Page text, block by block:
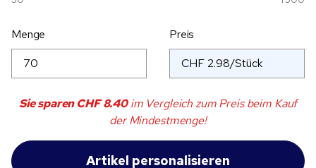
Menge Preis
Sie sparenCHF 8.40im Vergleich zum Preis beim Kauf
der Mindestmenge!